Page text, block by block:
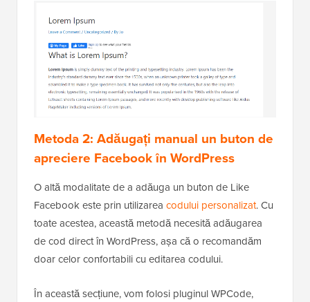
Metoda 2: Adăugați manual un buton de
apreciere Facebook în WordPress
O altă modalitate de a adăuga un buton de Like
Facebook este prin utilizarea codului personalizat. Cu
toate acestea, această metodă necesită adăugarea
de cod direct în WordPress, așa că o recomandăm
doar celor confortabili cu editarea codului.
În această secțiune, vom folosi pluginul WPCode,